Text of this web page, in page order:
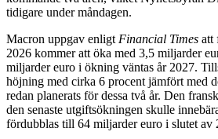
tidigare under måndagen.
Macron uppgav enligtFinancial Times att
2026 kommer att öka med 3,5 miljarder
miljarder euro i ökning väntas år 2027.
höjning med cirka 6 procent jämfört med
redan planerats för dessa två år. Den
den senaste utgiftsökningen skulle
fördubblas till 64 miljarder euro i slutet av